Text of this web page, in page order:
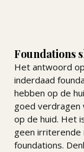
Foundations
Het antwoord
inderdaad
hebben op de
goed verdragen
op de huid. Het
geen irriterende
foundations.